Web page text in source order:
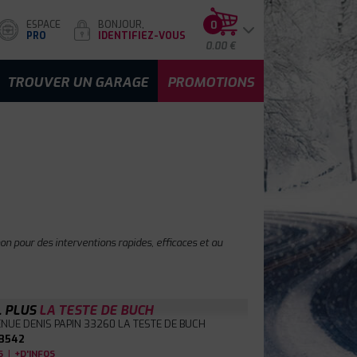
ESPACE
PRO
BONJOUR,
IDENTIFIEZ-VOUS
0
0.00 €
TROUVER UN GARAGE PROMOTIONS
pour des interventions rapides, efficaces et au
PLUSLA TESTE DE BUCH
DENIS PAPIN 33260 LA TESTE DE BUCH
| +D'INFOS